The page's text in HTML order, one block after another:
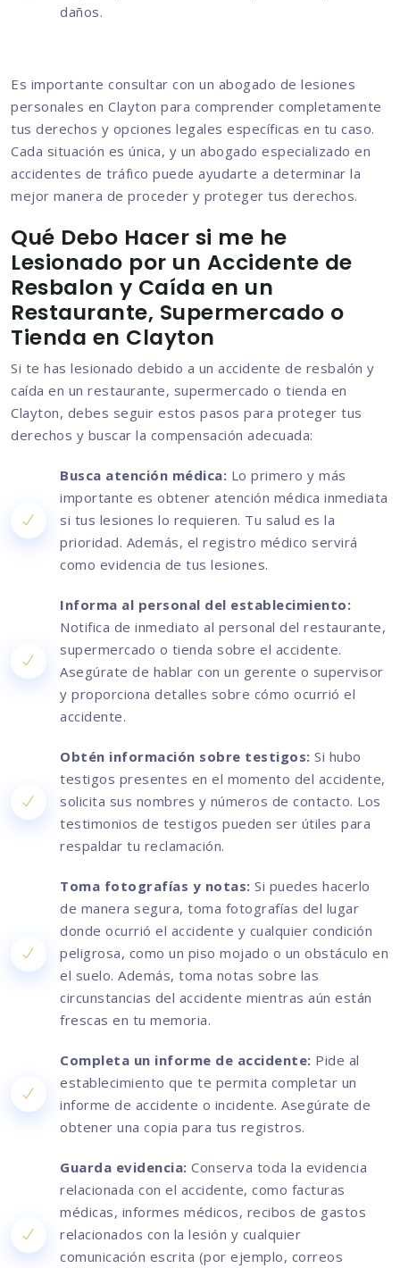
daños.
Es importante consultar con un abogado de lesiones
personales en Clayton para comprender completamente
tus derechos y opciones legales específicas en tu caso.
Cada situación es única, y un abogado especializado en
accidentes de tráfico puede ayudarte a determinar la
mejor manera de proceder y proteger tus derechos.
Qué Debo Hacer si me he
Lesionado por un Accidente de
Resbalon y Caída en un
Restaurante, Supermercado o
Tienda en Clayton
Si te has lesionado debido a un accidente de resbalón y
caída en un restaurante, supermercado o tienda en
Clayton, debes seguir estos pasos para proteger tus
derechos y buscar la compensación adecuada:
Busca atención médica: Lo primero y más
importante es obtener atención médica inmediata
si tus lesiones lo requieren. Tu salud es la
prioridad. Además, el registro médico servirá
como evidencia de tus lesiones.
Informa al personal del establecimiento:
Notifica de inmediato al personal del restaurante,
supermercado o tienda sobre el accidente.
Asegúrate de hablar con un gerente o supervisor
y proporciona detalles sobre cómo ocurrió el
accidente.
Obtén información sobre testigos: Si hubo
testigos presentes en el momento del accidente,
solicita sus nombres y números de contacto. Los
testimonios de testigos pueden ser útiles para
respaldar tu reclamación.
Toma fotografías y notas: Si puedes hacerlo
de manera segura, toma fotografías del lugar
donde ocurrió el accidente y cualquier condición
peligrosa, como un piso mojado o un obstáculo en
el suelo. Además, toma notas sobre las
circunstancias del accidente mientras aún están
frescas en tu memoria.
Completa un informe de accidente: Pide al
establecimiento que te permita completar un
informe de accidente o incidente. Asegúrate de
obtener una copia para tus registros.
Guarda evidencia: Conserva toda la evidencia
relacionada con el accidente, como facturas
médicas, informes médicos, recibos de gastos
relacionados con la lesión y cualquier
comunicación escrita (por ejemplo, correos